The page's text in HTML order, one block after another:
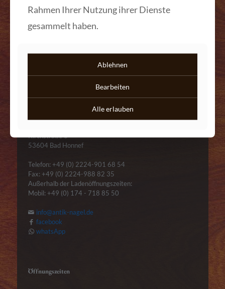
Kirchstraße 3
53604 Bad Honnef
Telefon: +49 (0) 2224-901 68 54
Fax: +49 (0) 2224-988 82 35
Außerhalb der Ladenöffnungszeiten:
Mobil: +49 (0) 174 - 718 85 50
info@antik-nagel.de
facebook
whatsApp
Öffnungszeiten
Rahmen Ihrer Nutzung ihrer Dienste
gesammelt haben.
Ablehnen
Bearbeiten
Alle erlauben